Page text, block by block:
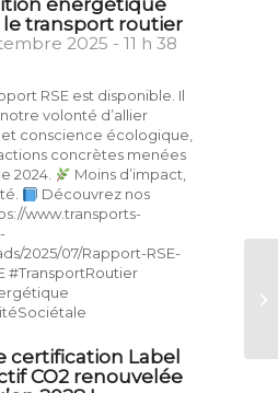
énergétique
le transport routier
2025 - 11 h 38
RSE est disponible. Il
volonté d’allier
conscience écologique,
concrètes menées
2024.
Moins d’impact,
Découvrez nos
www.transports-
2025/07/Rapport-RSE-
#TransportRoutier
certification Label
CO2 renouvelée